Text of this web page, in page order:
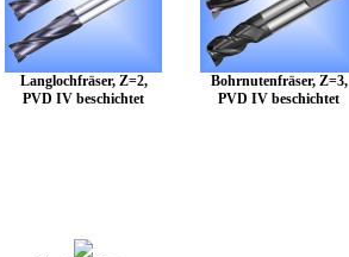
Langlochfräser, Z=2,
PVD IV beschichtet
Bohrnutenfräser, Z=3,
PVD IV beschichtet